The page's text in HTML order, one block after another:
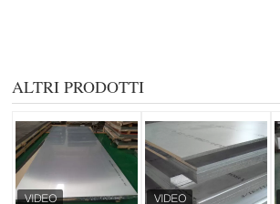
ALTRI PRODOTTI